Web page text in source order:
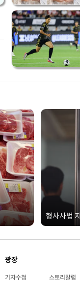
형사사법
광장
기자수첩 스토리칼럼